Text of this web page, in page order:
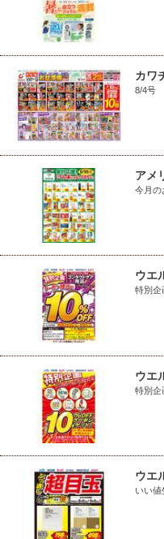
カワ
8/4号
アメ
今月の
ウエ
特別企
ウエ
特別企
ウエ
いい値